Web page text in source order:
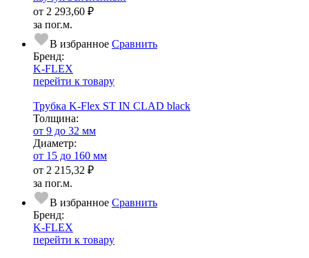
от 2 293,60 ₽
за пог.м.
В избранное Сравнить
Бренд:
K-FLEX
перейти к товару
Трубка K-Flex ST IN CLAD black
Тол­щи­на:
от 9 до 32 мм
Диаметр:
от 15 до 160 мм
от 2 215,32 ₽
за пог.м.
В избранное Сравнить
Бренд:
K-FLEX
перейти к товару